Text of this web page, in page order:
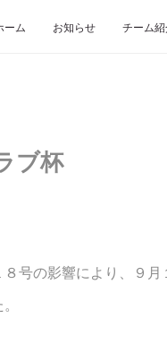
ーム お知らせ チーム
ブ杯
号の影響により、９